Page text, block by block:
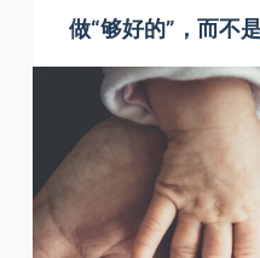
做“够好的”，而不